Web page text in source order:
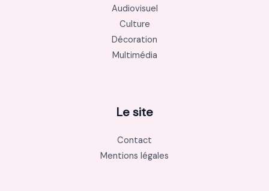
Audiovisuel
Culture
Décoration
Multimédia
Le site
Contact
Mentions légales